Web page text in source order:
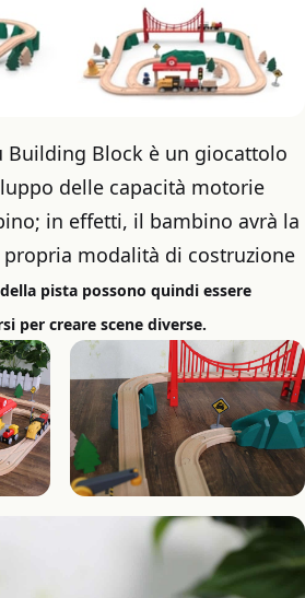
Building Block è un giocattolo
delle capacità motorie
in effetti, il bambino avrà la
modalità di costruzione
pista possono quindi essere
per creare scene diverse.